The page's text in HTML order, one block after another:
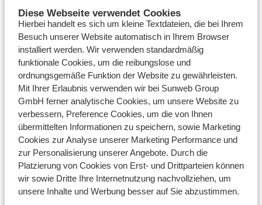
Diese Webseite verwendet Cookies
Hierbei handelt es sich um kleine Textdateien, die bei Ihrem
Besuch unserer Website automatisch in Ihrem Browser
installiert werden. Wir verwenden standardmäßig
funktionale Cookies, um die reibungslose und
ordnungsgemäße Funktion der Website zu gewährleisten.
Mit Ihrer Erlaubnis verwenden wir bei Sunweb Group
GmbH ferner analytische Cookies, um unsere Website zu
verbessern, Preference Cookies, um die von Ihnen
übermittelten Informationen zu speichern, sowie Marketing
Cookies zur Analyse unserer Marketing Performance und
zur Personalisierung unserer Angebote. Durch die
Platzierung von Cookies von Erst- und Drittparteien können
wir sowie Dritte Ihre Internetnutzung nachvollziehen, um
unsere Inhalte und Werbung besser auf Sie abzustimmen.
Skigebieten genießen möchte. Verwöhnen Sie Ihre
Lieben oder überraschen Sie Ihren Partner mit einem
luxuriösen Skiurlaub in einem 5-Sterne Skiresort. Ob
Familien-Skiurlaub
romantisches
Wochenende,
erwarten Sie nur das Beste. Genießen Sie
atemberaubende Alpenblicke, kombiniert mit
unvergleichlichem Luxus, erstklassigem Service und
hochwertigen Einrichtungen.
Wo Sie während Ihres Luxus-Skiurlaubs
übernachten sollten
Nach einem Tag auf der Piste können Sie sich in Ihrem
Skiurlaub Chalet oderHotelentspannen und neue
Energie tanken. Lassen Sie sich im Wellnessbereich